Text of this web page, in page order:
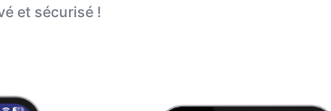
et sécurisé !